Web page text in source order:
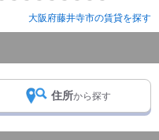
大阪府藤井寺市の賃貸を探す
住所から探す